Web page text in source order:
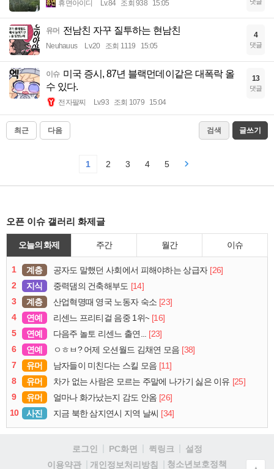
휴면아이디 Lv.84 조회 938 15:05
유머 전남친 자꾸 질투하는 현남친
Neuhauus Lv.20 조회 1119 15:05
4
댓글
이슈 미국 증시, 87년 블랙먼데이같은 대폭락 올
수 있다.
전자팔찌 Lv.93 조회 1079 15:04
13
댓글
최근 다음 검색 글쓰기
1 2 3 4 5
오픈 이슈 갤러리 화제글
오늘의 화제 주간 월간 이슈
1 계층 공자도 말했던 사회에서 피해야하는 상급자 [26]
2
지식 중력댐의 건축해부도 [14]
3
계층 산업혁명때 영국 노동자 숙소 [23]
4
연예 리센느 프리티걸 음중 1위~ [16]
5
연예 다음주 놀토 리센느 출연...
[23]
6
연예 ㅇㅎㅂ? 어제 오션월드 김채연 모음 [38]
7
유머 남자들이 미친다는 스킬 모음 [11]
8
유머 차가 없는 사람은 모르는 주말에 나가기 싫은 이유 [25]
9
유머 얼마나 화가났는지 감도 안옴 [26]
10
사진 지금 북한 삼지연시 지역 날씨 [34]
로그인 PC화면 퀵링크
설정
이용약관
개인정보처리방침 청소년보호정책